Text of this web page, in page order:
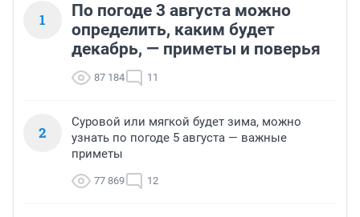
1
По погоде 3 августа можно
определить, каким будет
декабрь, — приметы и поверья
87 184 11
2
Суровой или мягкой будет зима, можно
узнать по погоде 5 августа — важные
приметы
77 869 12